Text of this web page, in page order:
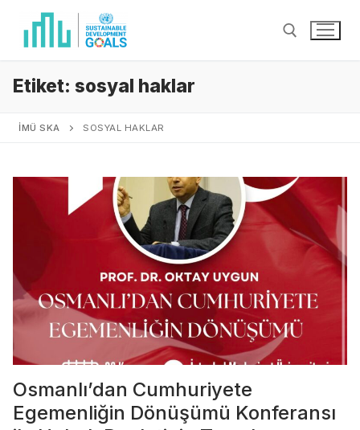
Etiket: sosyal haklar
İMÜ SKA SOSYAL HAKLAR
Osmanlı’dan Cumhuriyete
Egemenliğin Dönüşümü Konferansı